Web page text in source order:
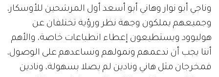
وناجي أبو نوار وهاني أبو أسعد أول المرشحين للأوسكار،
وجميعهم يملكون وجهة نظر ورؤية تختلفان عن
هوليوود ويستطيعون إعطاء انطباعات خاصة، والأهم
أننا يجب أن ندعمهم ونمولهم ونساعدهم على الوصول،
فمخرجان مثل هاني ونادين لم يصلا بسهولة، ونادين